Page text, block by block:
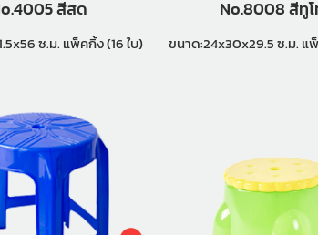
สีสด
ขนาด:35x41.5x56 ซ.ม. แพ็คกิ้ง (16 ใบ)
No.8008 สีทู
ขนาด